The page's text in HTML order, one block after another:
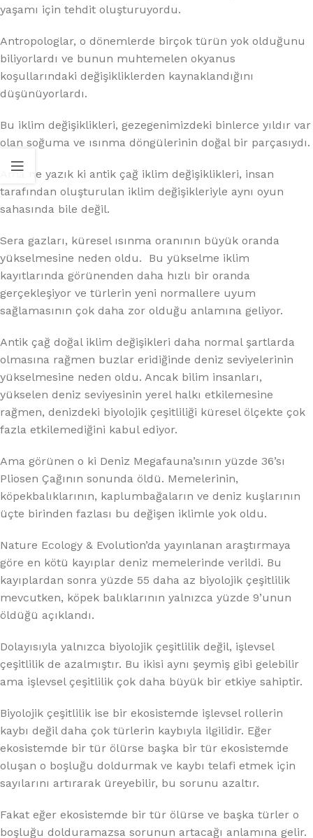
yaşamı için tehdit oluşturuyordu.
Antropologlar, o dönemlerde birçok türün yok olduğunu
biliyorlardı ve bunun muhtemelen okyanus
koşullarındaki değişikliklerden kaynaklandığını
düşünüyorlardı.
Bu iklim değişiklikleri, gezegenimizdeki binlerce yıldır var
olan soğuma ve ısınma döngülerinin doğal bir parçasıydı.
Ama ne yazık ki antik çağ iklim değişiklikleri, insan
tarafından oluşturulan iklim değişikleriyle aynı oyun
sahasında bile değil.
Sera gazları, küresel ısınma oranının büyük oranda
yükselmesine neden oldu. Bu yükselme iklim
kayıtlarında görünenden daha hızlı bir oranda
gerçekleşiyor ve türlerin yeni normallere uyum
sağlamasının çok daha zor olduğu anlamına geliyor.
Antik çağ doğal iklim değişikleri daha normal şartlarda
olmasına rağmen buzlar eridiğinde deniz seviyelerinin
yükselmesine neden oldu. Ancak bilim insanları,
yükselen deniz seviyesinin yerel halkı etkilemesine
rağmen, denizdeki biyolojik çeşitliliği küresel ölçekte çok
fazla etkilemediğini kabul ediyor.
Ama görünen o ki Deniz Megafauna’sının yüzde 36’sı
Pliosen Çağının sonunda öldü. Memelerinin,
köpekbalıklarının, kaplumbağaların ve deniz kuşlarının
üçte birinden fazlası bu değişen iklimle yok oldu.
Nature Ecology & Evolution’da yayınlanan araştırmaya
göre en kötü kayıplar deniz memelerinde verildi. Bu
kayıplardan sonra yüzde 55 daha az biyolojik çeşitlilik
mevcutken, köpek balıklarının yalnızca yüzde 9’unun
öldüğü açıklandı.
Dolayısıyla yalnızca biyolojik çeşitlilik değil, işlevsel
çeşitlilik de azalmıştır. Bu ikisi aynı şeymiş gibi gelebilir
ama işlevsel çeşitlilik çok daha büyük bir etkiye sahiptir.
Biyolojik çeşitlilik ise bir ekosistemde işlevsel rollerin
kaybı değil daha çok türlerin kaybıyla ilgilidir. Eğer
ekosistemde bir tür ölürse başka bir tür ekosistemde
oluşan o boşluğu doldurmak ve kaybı telafi etmek için
sayılarını artırarak üreyebilir, bu sorunu azaltır.
Fakat eğer ekosistemde bir tür ölürse ve başka türler o
boşluğu dolduramazsa sorunun artacağı anlamına gelir.